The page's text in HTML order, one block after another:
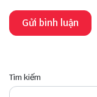
Tìm kiếm